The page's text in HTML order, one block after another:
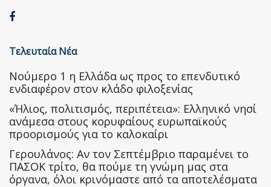
Τελευταία Νέα
Nούμερο 1 η Ελλάδα ως προς το επενδυτικό
ενδιαφέρον στον κλάδο φιλοξενίας
«Ήλιος, πολιτισμός, περιπέτεια»: Ελληνικό νησί
ανάμεσα στους κορυφαίους ευρωπαϊκούς
προορισμούς για το καλοκαίρι
Γερουλάνος: Αν τον Σεπτέμβριο παραμένει το
ΠΑΣΟΚ τρίτο, θα πούμε τη γνώμη μας στα
όργανα, όλοι κρινόμαστε από τα αποτελέσματα